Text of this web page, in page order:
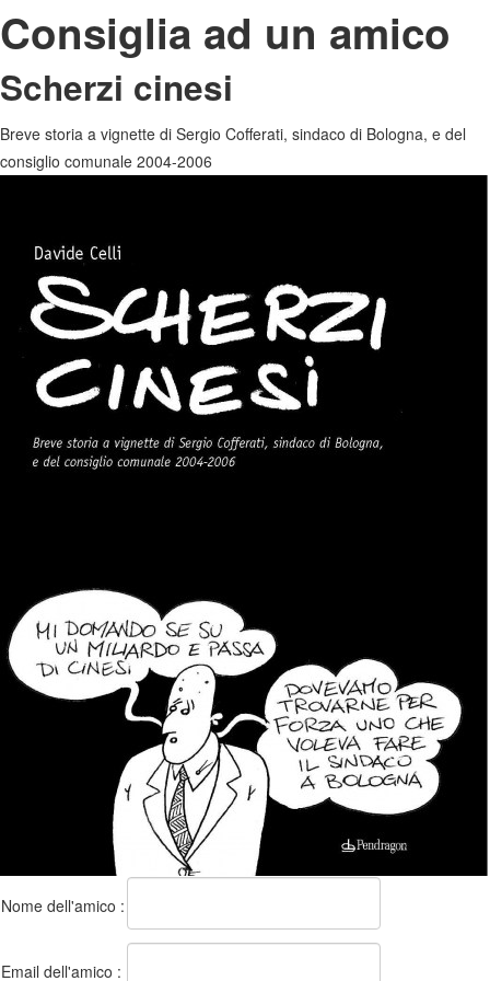
Consiglia ad un amico
Scherzi cinesi
Breve storia a vignette di Sergio Cofferati, sindaco di Bologna, e del
consiglio comunale 2004-2006
Nome dell'amico :
Email dell'amico :